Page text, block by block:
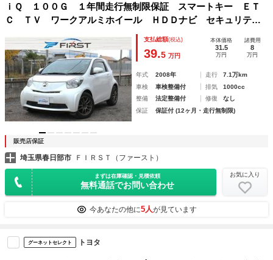
ｉＱ １００Ｇ １年間走行無制限保証 スマートキー ＥＴ
Ｃ ＴＶ ワークアルミホイール ＨＤＤナビ セキュリテ
支払総額(税込)
39.5 万円
本体価格
31.5
万円
諸費用
8
万円
年式 2008年 走行
7.1万km
車検
車検整備付 排気
1000cc
整備
法定整備付 修復
なし
保証
保証付 (12ヶ月・走行無制限)
販売店保証
埼玉県春日部市 ＦＩＲＳＴ（ファースト）
まずは在庫確認・見積依頼
無料通話でお問い合わせ
お気に入り
今あなたの他に5人が見ています
グーネットセレクト トヨタ